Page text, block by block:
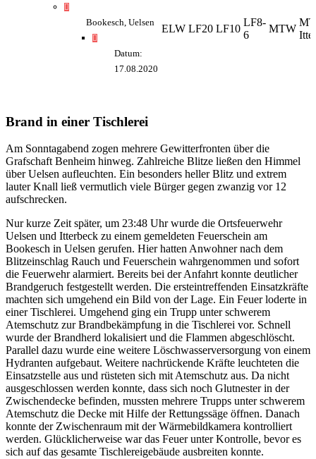
Bookesch, Uelsen
Datum:
17.08.2020
ELW LF20 LF10
LF8-
6
MTW
Brand in einer Tischlerei
Am Sonntagabend zogen mehrere Gewitterfronten über die
Grafschaft Benheim hinweg. Zahlreiche Blitze ließen den Himmel
über Uelsen aufleuchten. Ein besonders heller Blitz und extrem
lauter Knall ließ vermutlich viele Bürger gegen zwanzig vor 12
aufschrecken.
Nur kurze Zeit später, um 23:48 Uhr wurde die Ortsfeuerwehr
Uelsen und Itterbeck zu einem gemeldeten Feuerschein am
Bookesch in Uelsen gerufen. Hier hatten Anwohner nach dem
Blitzeinschlag Rauch und Feuerschein wahrgenommen und sofort
die Feuerwehr alarmiert. Bereits bei der Anfahrt konnte deutlicher
Brandgeruch festgestellt werden. Die ersteintreffenden Einsatzkräfte
machten sich umgehend ein Bild von der Lage. Ein Feuer loderte in
einer Tischlerei. Umgehend ging ein Trupp unter schwerem
Atemschutz zur Brandbekämpfung in die Tischlerei vor. Schnell
wurde der Brandherd lokalisiert und die Flammen abgeschlöscht.
Parallel dazu wurde eine weitere Löschwasserversorgung von einem
Hydranten aufgebaut. Weitere nachrückende Kräfte leuchteten die
Einsatzstelle aus und rüsteten sich mit Atemschutz aus. Da nicht
ausgeschlossen werden konnte, dass sich noch Glutnester in der
Zwischendecke befinden, mussten mehrere Trupps unter schwerem
Atemschutz die Decke mit Hilfe der Rettungssäge öffnen. Danach
konnte der Zwischenraum mit der Wärmebildkamera kontrolliert
werden. Glücklicherweise war das Feuer unter Kontrolle, bevor es
sich auf das gesamte Tischlereigebäude ausbreiten konnte.